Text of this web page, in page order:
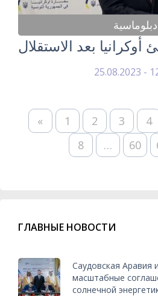
دبلوماسية
أوكرانيا بعد الاستقلال
25.08.2023 -
« 1 2 3 4
8
… 60
ГЛАВНЫЕ НОВОСТИ
Саудовская Аравия
масштабные
солнечной